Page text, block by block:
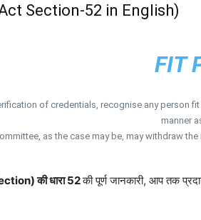
Section-52 in English)
FIT
of credentials, recognise any
manner
as the case may be, may withdraw
की धारा 52की पूर्ण जानकारी, आप तक